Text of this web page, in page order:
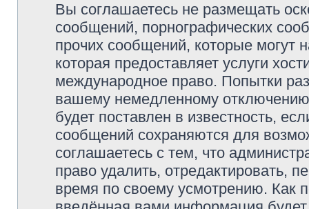
Вы соглашаетесь не размещать
сообщений, порнографических
прочих сообщений, которые могут
которая предоставляет услуги
международное право. Попытки
вашему немедленному
будет поставлен в известность,
сообщений сохраняются для
соглашаетесь с тем, что
право удалить, отредактировать,
время по своему усмотрению. Как